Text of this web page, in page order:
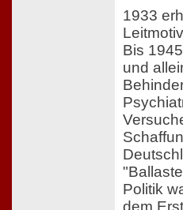
1933
Bis
und
Politik